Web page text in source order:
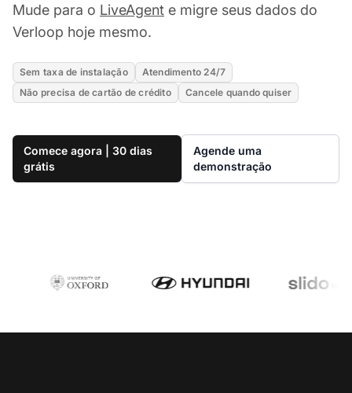
Mude para o LiveAgent e migre seus dados do
Verloop hoje mesmo.
Sem taxa de instalação
Atendimento 24/7
Não precisa de cartão de crédito
Cancele quando quiser
Comece agora | 30 dias
grátis
Agende uma
demonstração